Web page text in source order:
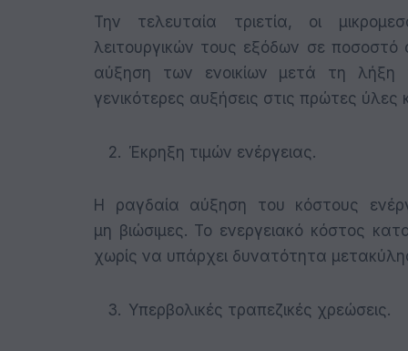
Την τελευταία τριετία, οι
λειτουργικών τους εξόδων σε ποσοστό
αύξηση των ενοικίων μετά τη λήξη
γενικότερες αυξήσεις στις πρώτες ύλες
Έκρηξη τιμών ενέργειας.
Η ραγδαία αύξηση του κόστους
μη βιώσιμες. Το ενεργειακό κόστος
χωρίς να υπάρχει δυνατότητα
Υπερβολικές τραπεζικές χρεώσεις.